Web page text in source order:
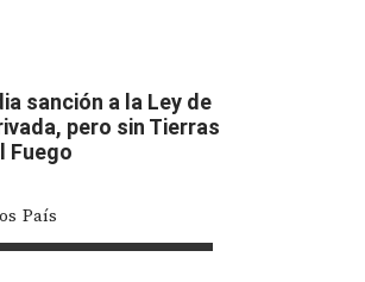
sanción a la Ley de
pero sin Tierras
Fuego
País